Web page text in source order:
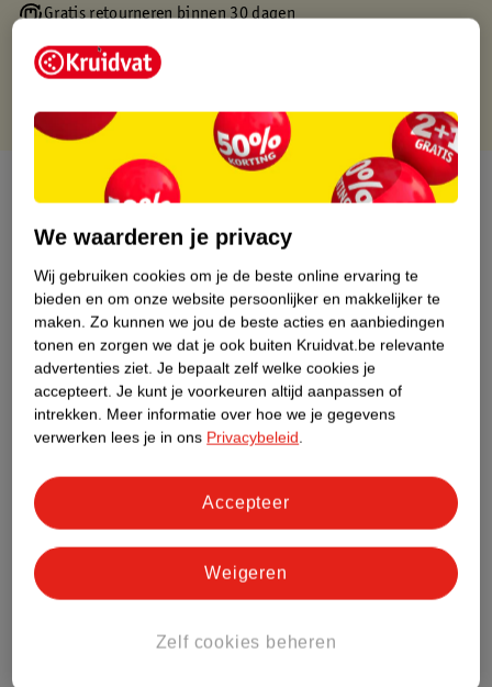
Gratis retourneren binnen 30 dagen
Over dit product
Productinformatie
Etiketinformatie
Nature Impact Score
Dit product heeft (nog) geen Nature
Impact Score.
Meer informatie
Bestel & Bezorginformatie
We waarderen je privacy
Wij gebruiken cookies om je de beste online ervaring te
bieden en om onze website persoonlijker en makkelijker te
maken. Zo kunnen we jou de beste acties en aanbiedingen
tonen en zorgen we dat je ook buiten Kruidvat.be relevante
advertenties ziet. Je bepaalt zelf welke cookies je
accepteert. Je kunt je voorkeuren altijd aanpassen of
intrekken. Meer informatie over hoe we je gegevens
verwerken lees je in ons Privacybeleid.
Zelf cookies beheren
Weigeren
Accepteer